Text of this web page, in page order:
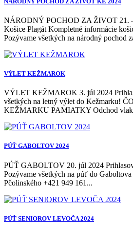
NÁRODNÝ POCHOD ZA ŽIVOT 21. –
Košice Plagát Kompletné informácie
Pozývame všetkých na národný pochod
VÝLET KEŽMAROK
VÝLET KEŽMAROK 3. júl 2024
všetkých na letný výlet do Kežmarku!
KEŽMARKU PAMIATKY Odchod
PÚŤ GABOLTOV 2024
PÚŤ GABOLTOV 20. júl 2024
Pozývame všetkých na púť do
Pčolinského +421 949 161...
PÚŤ SENIOROV LEVOČA 2024